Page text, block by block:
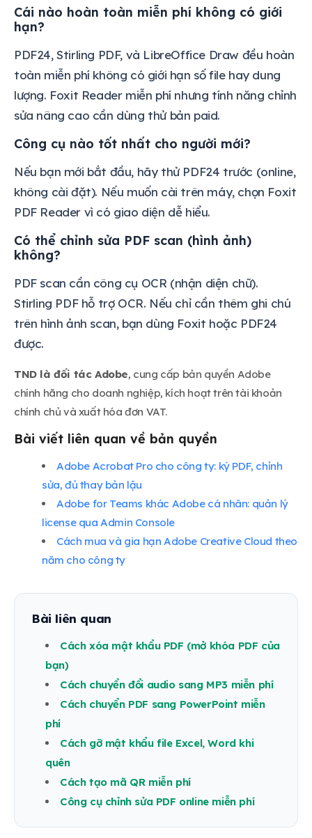
Cái nào hoàn toàn miễn phí không có giới
hạn?
PDF24, Stirling PDF, và LibreOffice Draw đều hoàn
toàn miễn phí không có giới hạn số file hay dung
lượng. Foxit Reader miễn phí nhưng tính năng chỉnh
sửa nâng cao cần dùng thử bản paid.
Công cụ nào tốt nhất cho người mới?
Nếu bạn mới bắt đầu, hãy thử PDF24 trước (online,
không cài đặt). Nếu muốn cài trên máy, chọn Foxit
PDF Reader vì có giao diện dễ hiểu.
Có thể chỉnh sửa PDF scan (hình ảnh)
không?
PDF scan cần công cụ OCR (nhận diện chữ).
Stirling PDF hỗ trợ OCR. Nếu chỉ cần thêm ghi chú
trên hình ảnh scan, bạn dùng Foxit hoặc PDF24
được.
TND là đối tác Adobe, cung cấp bản quyền Adobe
chính hãng cho doanh nghiệp, kích hoạt trên tài khoản
chính chủ và xuất hóa đơn VAT.
Bài viết liên quan về bản quyền
Adobe Acrobat Pro cho công ty: ký PDF, chỉnh
sửa, đủ thay bản lậu
Adobe for Teams khác Adobe cá nhân: quản lý
license qua Admin Console
Cách mua và gia hạn Adobe Creative Cloud theo
năm cho công ty
Bài liên quan
Cách xóa mật khẩu PDF (mở khóa PDF của
bạn)
Cách chuyển đổi audio sang MP3 miễn phí
Cách chuyển PDF sang PowerPoint miễn
phí
Cách gỡ mật khẩu file Excel, Word khi
quên
Cách tạo mã QR miễn phí
Công cụ chỉnh sửa PDF online miễn phí